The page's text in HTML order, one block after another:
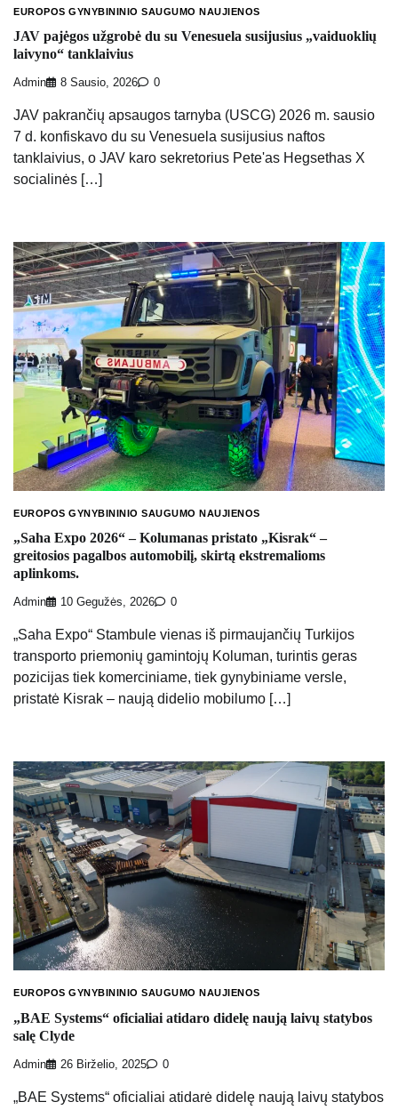
EUROPOS GYNYBININIO SAUGUMO NAUJIENOS
JAV pajėgos užgrobė du su Venesuela susijusius „vaiduoklių
laivyno“ tanklaivius
Admin 8 Sausio, 2026 0
JAV pakrančių apsaugos tarnyba (USCG) 2026 m. sausio
7 d. konfiskavo du su Venesuela susijusius naftos
tanklaivius, o JAV karo sekretorius Pete'as Hegsethas X
socialinės […]
EUROPOS GYNYBININIO SAUGUMO NAUJIENOS
„Saha Expo 2026“ – Kolumanas pristato „Kisrak“ –
greitosios pagalbos automobilį, skirtą ekstremalioms
aplinkoms.
Admin 10 Gegužės, 2026 0
„Saha Expo“ Stambule vienas iš pirmaujančių Turkijos
transporto priemonių gamintojų Koluman, turintis geras
pozicijas tiek komerciniame, tiek gynybiniame versle,
pristatė Kisrak – naują didelio mobilumo […]
EUROPOS GYNYBININIO SAUGUMO NAUJIENOS
„BAE Systems“ oficialiai atidaro didelę naują laivų statybos
salę Clyde
Admin 26 Birželio, 2025 0
„BAE Systems“ oficialiai atidarė didelę naują laivų statybos